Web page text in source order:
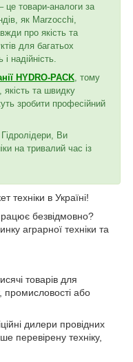
це товари-аналоги за
як Marzocchi,
про якість та
для багатьох
надійність.
HYDRO-PACK , тому
якість та швидку
зробити професійний
Ви
на тривалий час із
техніки в Україні!
безвідмовно?
аграрної техніки та
товарів для
промисловості або
дилери провідних
перевірену техніку,